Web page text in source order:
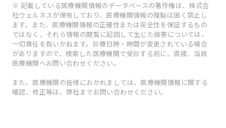
※ 記載している医療機関情報のデータベースの著作権は、株式会
社ウェルネスが保有しており、医療機関情報の複製は固く禁止し
ます。また、医療機関情報の正確性または完全性を保証するもの
ではなく、それら情報の閲覧に起因して生じた損害については、
一切責任を負いかねます。診療日時・時間が変更されている場合
がありますので、検索した医療機関で受診する前に、直接、当該
医療機関へお問い合わせください。
また、医療機関の皆様におかれましては、医療機関情報に関する
確認、修正等は、弊社までお問い合わせください。